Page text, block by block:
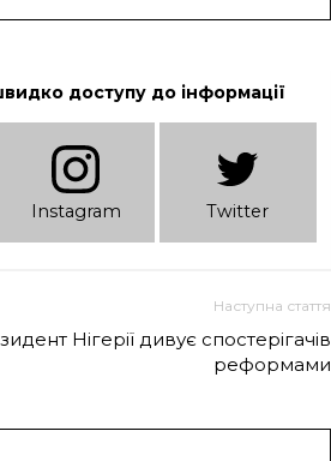
доступу до інформації
Instagram Twitter
Наступна стаття
Нігерії дивує спостерігачів
реформами